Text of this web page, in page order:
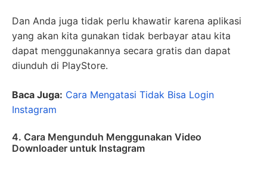
Dan Anda juga tidak perlu khawatir karena aplikasi
yang akan kita gunakan tidak berbayar atau kita
dapat menggunakannya secara gratis dan dapat
diunduh di PlayStore.
Baca Juga: Cara Mengatasi Tidak Bisa Login
Instagram
4. Cara Mengunduh Menggunakan Video
Downloader untuk Instagram